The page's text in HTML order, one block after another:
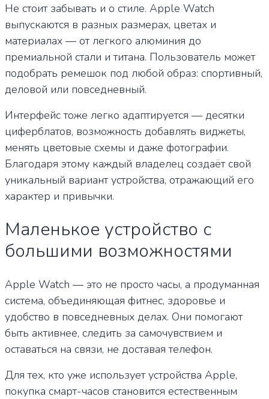
Не стоит забывать и о стиле. Apple Watch
выпускаются в разных размерах, цветах и
материалах — от легкого алюминия до
премиальной стали и титана. Пользователь может
подобрать ремешок под любой образ: спортивный,
деловой или повседневный.
Интерфейс тоже легко адаптируется — десятки
циферблатов, возможность добавлять виджеты,
менять цветовые схемы и даже фотографии.
Благодаря этому каждый владелец создаёт свой
уникальный вариант устройства, отражающий его
характер и привычки.
Маленькое устройство с
большими возможностями
Apple Watch — это не просто часы, а продуманная
система, объединяющая фитнес, здоровье и
удобство в повседневных делах. Они помогают
быть активнее, следить за самочувствием и
оставаться на связи, не доставая телефон.
Для тех, кто уже использует устройства Apple,
покупка смарт-часов становится естественным